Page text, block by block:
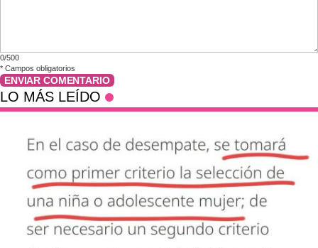
0/500
* Campos obligatorios
ENVIAR COMENTARIO
LO MÁS LEÍDO